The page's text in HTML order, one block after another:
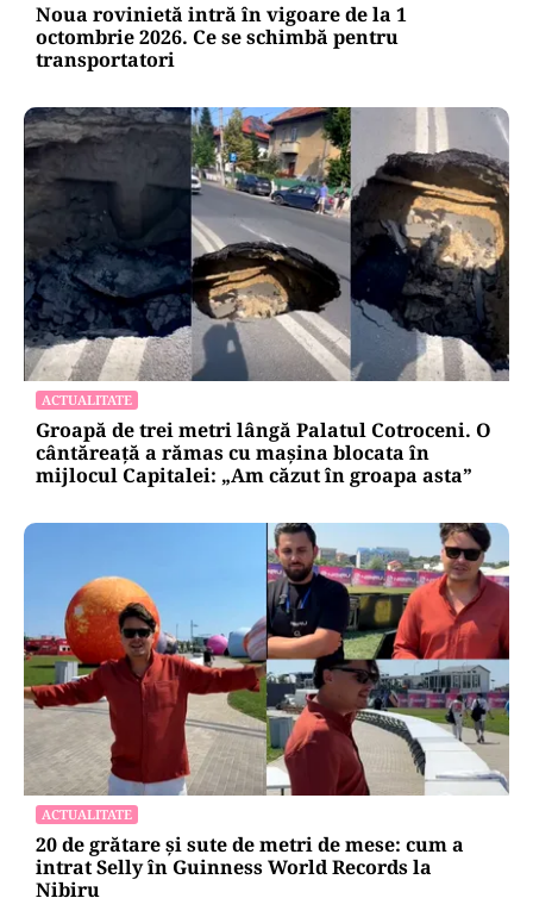
Noua rovinietă intră în vigoare de la 1
octombrie 2026. Ce se schimbă pentru
transportatori
ACTUALITATE
Groapă de trei metri lângă Palatul Cotroceni. O
cântăreață a rămas cu mașina blocata în
mijlocul Capitalei: „Am căzut în groapa asta”
ACTUALITATE
20 de grătare și sute de metri de mese: cum a
intrat Selly în Guinness World Records la
Nibiru